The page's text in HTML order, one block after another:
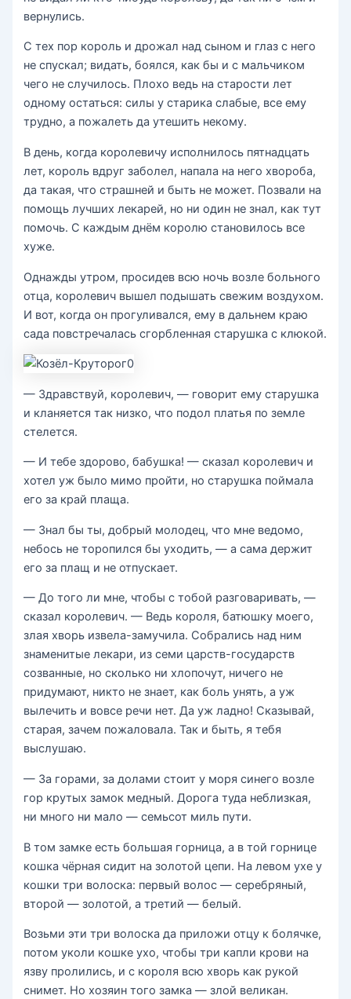
вернулись.
С тех пор король и дрожал над сыном и глаз с него
не спускал; видать, боялся, как бы и с мальчиком
чего не случилось. Плохо ведь на старости лет
одному остаться: силы у старика слабые, все ему
трудно, а пожалеть да утешить некому.
В день, когда королевичу исполнилось пятнадцать
лет, король вдруг заболел, напала на него хвороба,
да такая, что страшней и быть не может. Позвали на
помощь лучших лекарей, но ни один не знал, как тут
помочь. С каждым днём королю становилось все
хуже.
Однажды утром, просидев всю ночь возле больного
отца, королевич вышел подышать свежим воздухом.
И вот, когда он прогуливался, ему в дальнем краю
сада повстречалась сгорбленная старушка с клюкой.
— Здравствуй, королевич, — говорит ему старушка
и кланяется так низко, что подол платья по земле
стелется.
— И тебе здорово, бабушка! — сказал королевич и
хотел уж было мимо пройти, но старушка поймала
его за край плаща.
— Знал бы ты, добрый молодец, что мне ведомо,
небось не торопился бы уходить, — а сама держит
его за плащ и не отпускает.
— До того ли мне, чтобы с тобой разговаривать, —
сказал королевич. — Ведь короля, батюшку моего,
злая хворь извела-замучила. Собрались над ним
знаменитые лекари, из семи царств-государств
созванные, но сколько ни хлопочут, ничего не
придумают, никто не знает, как боль унять, а уж
вылечить и вовсе речи нет. Да уж ладно! Сказывай,
старая, зачем пожаловала. Так и быть, я тебя
выслушаю.
— За горами, за долами стоит у моря синего возле
гор крутых замок медный. Дорога туда неблизкая,
ни много ни мало — семьсот миль пути.
В том замке есть большая горница, а в той горнице
кошка чёрная сидит на золотой цепи. На левом ухе у
кошки три волоска: первый волос — серебряный,
второй — золотой, а третий — белый.
Возьми эти три волоска да приложи отцу к болячке,
потом уколи кошке ухо, чтобы три капли крови на
язву пролились, и с короля всю хворь как рукой
снимет. Но хозяин того замка — злой великан.